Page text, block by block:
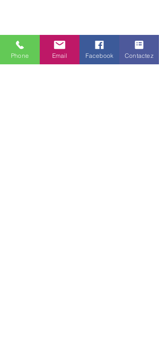
Phone Email Facebook Contactez